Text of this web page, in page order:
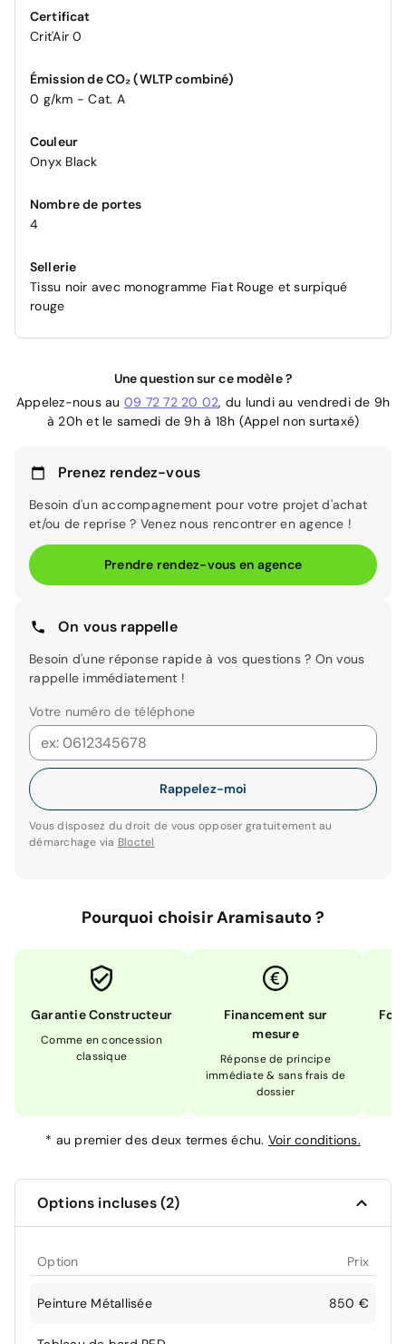
Certificat
Crit'Air 0
Émission de CO₂ (WLTP combiné)
0 g/km - Cat. A
Couleur
Onyx Black
Nombre de portes
4
Sellerie
Tissu noir avec monogramme Fiat Rouge et surpiqué
rouge
Une question sur ce modèle ?
Appelez-nous au 09 72 72 20 02, du lundi au vendredi de 9h
à 20h et le samedi de 9h à 18h (Appel non surtaxé)
Prenez rendez-vous
Besoin d'un accompagnement pour votre projet d'achat
et/ou de reprise ? Venez nous rencontrer en agence !
Prendre rendez-vous en agence
On vous rappelle
Besoin d'une réponse rapide à vos questions ? On vous
rappelle immédiatement !
Votre numéro de téléphone
Rappelez-moi
Vous disposez du droit de vous opposer gratuitement au
démarchage via Bloctel
Pourquoi choisir Aramisauto ?
Garantie Constructeur
Comme en concession
classique
Financement sur
mesure
Réponse de principe
immédiate & sans frais de
dossier
* au premier des deux termes échu. Voir conditions.
Options incluses (2)
Option Prix
Peinture Métallisée 850 €